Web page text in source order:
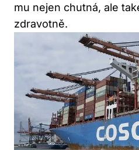
mu nejen chutná, ale
zdravotně.